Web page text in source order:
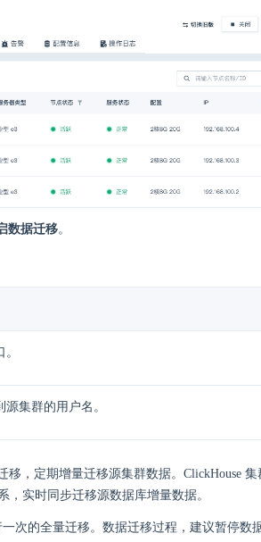
数据迁移。
集群的用户名。
移，定期增量迁移源集群数据。ClickHouse
，实时同步迁移源数据库增量数据。
次的全量迁移。数据迁移过程，建议暂停数